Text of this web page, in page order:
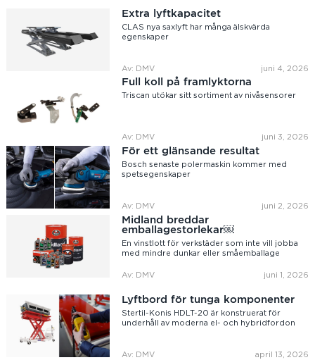
Extra lyftkapacitet
CLAS nya saxlyft har många älskvärda
egenskaper
Av: DMV juni 4, 2026
Full koll på framlyktorna
Triscan utökar sitt sortiment av nivåsensorer
Av: DMV juni 3, 2026
För ett glänsande resultat
Bosch senaste polermaskin kommer med
spetsegenskaper
Av: DMV juni 2, 2026
Midland breddar
emballagestorlekar￼
En vinstlott för verkstäder som inte vill jobba
med mindre dunkar eller småemballage
Av: DMV juni 1, 2026
Lyftbord för tunga komponenter
Stertil-Konis HDLT-20 är konstruerat för
underhåll av moderna el- och hybridfordon
Av: DMV april 13, 2026